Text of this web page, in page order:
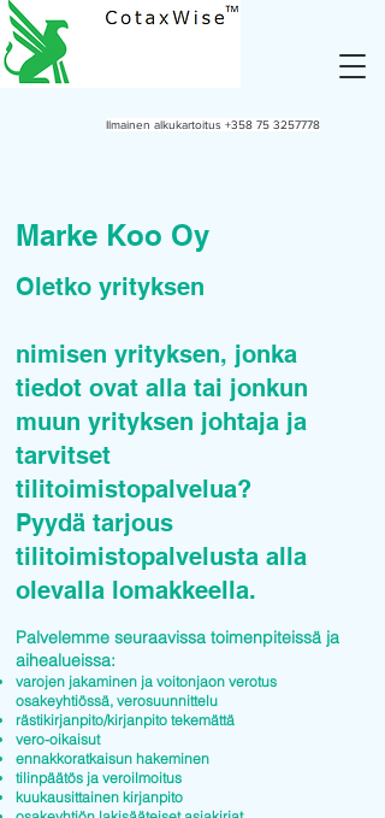
Ilmainen alkukartoitus +358 75 3257778
Marke Koo Oy
Oletko yrityksen
nimisen yrityksen, jonka
tiedot ovat alla tai jonkun
muun yrityksen johtaja ja
tarvitset
tilitoimistopalvelua?
Pyydä tarjous
tilitoimistopalvelusta alla
olevalla lomakkeella.
Palvelemme seuraavissa toimenpiteissä ja
aihealueissa:
varojen jakaminen ja voitonjaon verotus
osakeyhtiössä, verosuunnittelu
rästikirjanpito/kirjanpito tekemättä
vero-oikaisut
ennakkoratkaisun hakeminen
tilinpäätös ja veroilmoitus
kuukausittainen kirjanpito